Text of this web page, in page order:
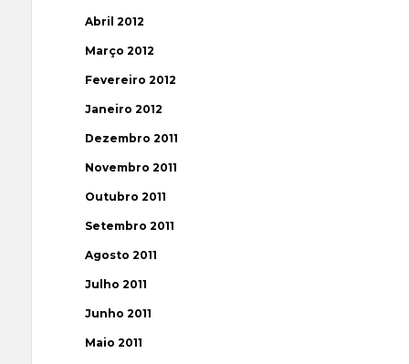
Abril 2012
Março 2012
Fevereiro 2012
Janeiro 2012
Dezembro 2011
Novembro 2011
Outubro 2011
Setembro 2011
Agosto 2011
Julho 2011
Junho 2011
Maio 2011